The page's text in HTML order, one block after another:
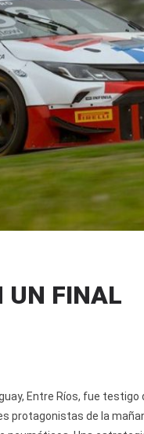
UN FINAL
Entre Ríos, fue testigo
protagonistas de la